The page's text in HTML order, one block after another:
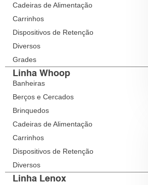
Cadeiras de Alimentação
Carrinhos
Dispositivos de Retenção
Diversos
Grades
Linha Whoop
Banheiras
Berços e Cercados
Brinquedos
Cadeiras de Alimentação
Carrinhos
Dispositivos de Retenção
Diversos
Linha Lenox